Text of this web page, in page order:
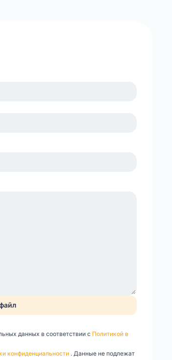
данных в соответствии с Политикой в
конфиденциальности . Данные не подлежат